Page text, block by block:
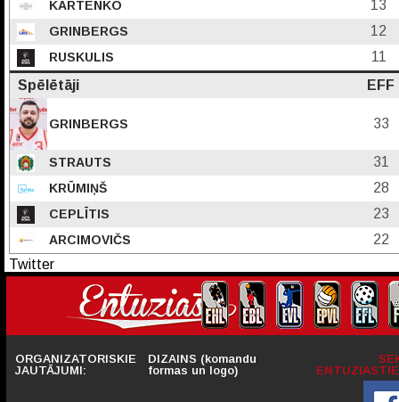
KARTENKO 13
GRINBERGS 12
RUSKULIS
11
Spēlētāji
EFF
GRINBERGS 33
STRAUTS 31
KRŪMIŅŠ 28
CEPLĪTIS 23
ARCIMOVIČS
22
Twitter
ORGANIZATORISKIE
JAUTĀJUMI:
DIZAINS (komandu
formas un logo)